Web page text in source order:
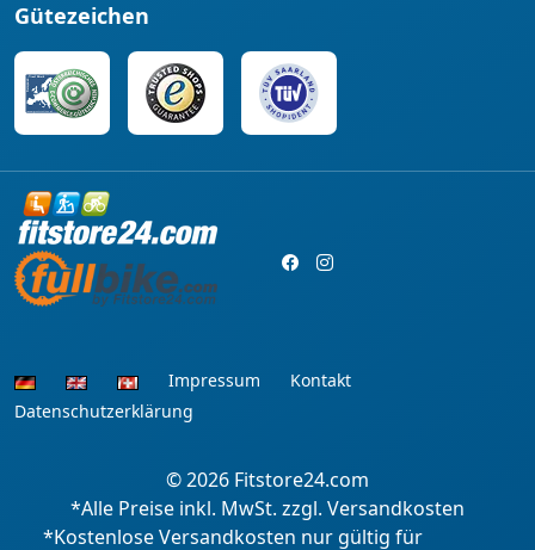
Gütezeichen
Impressum
Kontakt
Datenschutzerklärung
© 2026 Fitstore24.com
*Alle Preise inkl. MwSt. zzgl. Versandkosten
*Kostenlose Versandkosten nur gültig für